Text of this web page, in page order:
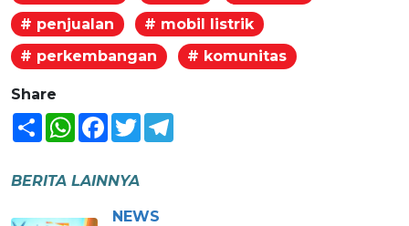
# penjualan
# mobil listrik
# perkembangan
# komunitas
Share
Share WhatsAppFacebook
Twitter
BERITA LAINNYA
NEWS